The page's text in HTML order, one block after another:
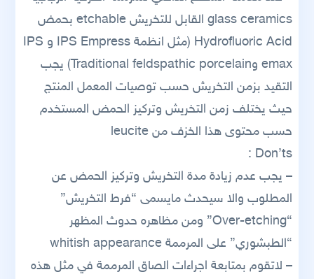
glass ceramics القابل للتخريش etchable بحمض
Hydrofluoric Acid (مثل انظمة IPS Empress و IPS
emax وTraditional feldspathic porcelain) يجب
التقيد بزمن التخريش حسب توصيات المعمل المنتج
حيث يختلف زمن التخريش وتركيز الحمض المستخدم
حسب محتوى هذا الخزف من leucite
Don’ts :
– يجب عدم زيادة مدة التخريش وتركيز الحمض عن
المطلوب والا سيحدث مايسمى “فرط التخريش”
“Over-etching” ومن مظاهره حدوث المظهر
“الطبشوري” على المرممة whitish appearance
– لاتقوم بمتابعة اجراءات الصاق المرممة في مثل هذه